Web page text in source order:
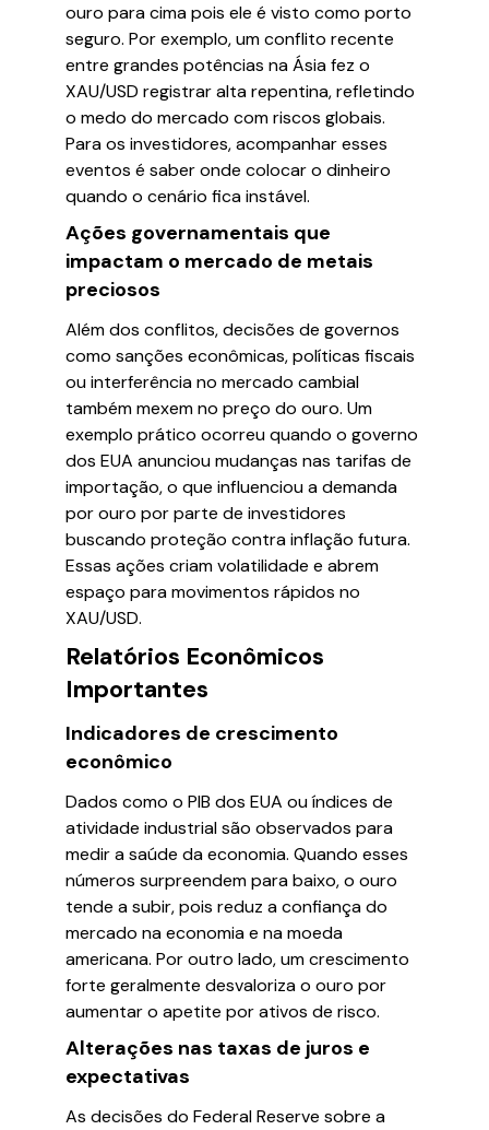
ouro para cima pois ele é visto como porto
seguro. Por exemplo, um conflito recente
entre grandes potências na Ásia fez o
XAU/USD registrar alta repentina, refletindo
o medo do mercado com riscos globais.
Para os investidores, acompanhar esses
eventos é saber onde colocar o dinheiro
quando o cenário fica instável.
Ações governamentais que
impactam o mercado de metais
preciosos
Além dos conflitos, decisões de governos
como sanções econômicas, políticas fiscais
ou interferência no mercado cambial
também mexem no preço do ouro. Um
exemplo prático ocorreu quando o governo
dos EUA anunciou mudanças nas tarifas de
importação, o que influenciou a demanda
por ouro por parte de investidores
buscando proteção contra inflação futura.
Essas ações criam volatilidade e abrem
espaço para movimentos rápidos no
XAU/USD.
Relatórios Econômicos
Importantes
Indicadores de crescimento
econômico
Dados como o PIB dos EUA ou índices de
atividade industrial são observados para
medir a saúde da economia. Quando esses
números surpreendem para baixo, o ouro
tende a subir, pois reduz a confiança do
mercado na economia e na moeda
americana. Por outro lado, um crescimento
forte geralmente desvaloriza o ouro por
aumentar o apetite por ativos de risco.
Alterações nas taxas de juros e
expectativas
As decisões do Federal Reserve sobre a